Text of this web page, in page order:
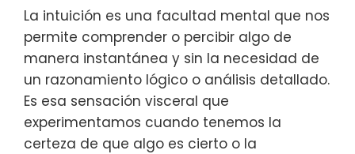
La intuición es una facultad mental que nos
permite comprender o percibir algo de
manera instantánea y sin la necesidad de
un razonamiento lógico o análisis detallado.
Es esa sensación visceral que
experimentamos cuando tenemos la
certeza de que algo es cierto o la